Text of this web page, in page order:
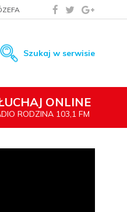
Szukaj w serwisie
ONLINE
RODZINA 103,1 FM